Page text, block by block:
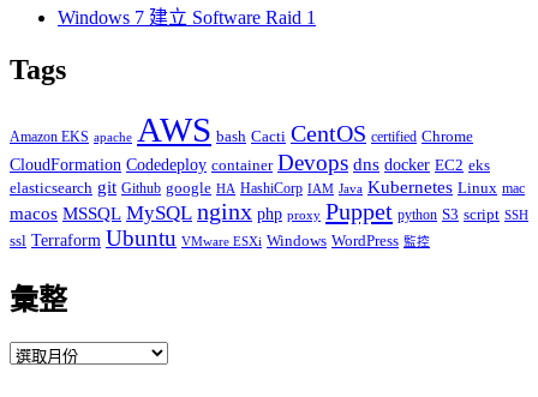
Windows 7 建立 Software Raid 1
Tags
Amazon EKS apache AWS bash Cacti CentOS certified Chrome
CloudFormation Codedeploy container Devops dns docker EC2 eks
elasticsearch git Github google HA HashiCorp IAM Java Kubernetes Linux mac
macos MSSQL MySQL nginx php proxy Puppet python S3 script SSH
ssl Terraform Ubuntu VMware ESXi Windows WordPress 監控
彙整
彙